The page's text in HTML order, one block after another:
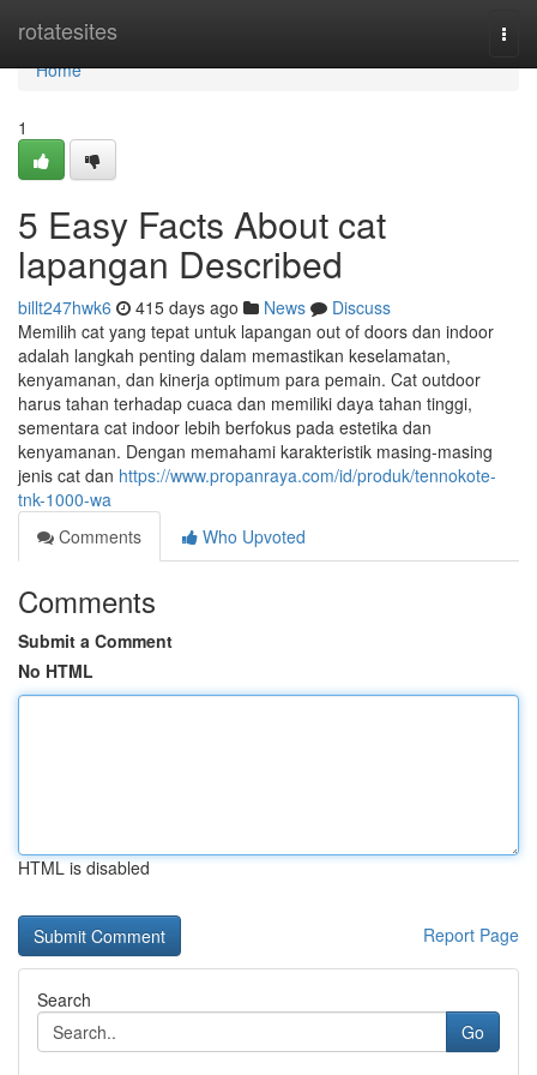
rotatesites
Home
Home
1
5 Easy Facts About cat
lapangan Described
billt247hwk6 415 days ago News
Discuss
Memilih cat yang tepat untuk lapangan out of doors dan indoor
adalah langkah penting dalam memastikan keselamatan,
kenyamanan, dan kinerja optimum para pemain. Cat outdoor
harus tahan terhadap cuaca dan memiliki daya tahan tinggi,
sementara cat indoor lebih berfokus pada estetika dan
kenyamanan. Dengan memahami karakteristik masing-masing
jenis cat dan https://www.propanraya.com/id/produk/tennokote-
tnk-1000-wa
Comments
Who Upvoted
Comments
Submit a Comment
No HTML
HTML is disabled
Report Page
Search
Go